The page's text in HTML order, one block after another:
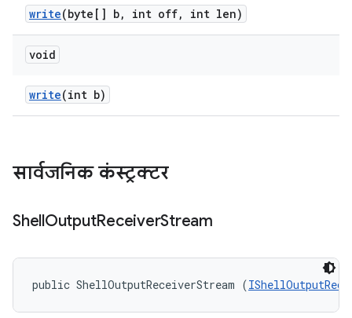
write(byte[] b, int off, int len)
void
write(int b)
सार्वजनिक कंस्ट्रक्टर
ShellOutputReceiverStream
public ShellOutputReceiverStream (